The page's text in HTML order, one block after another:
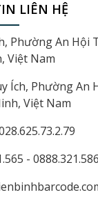
LIÊN HỆ
Phường An Hội
Việt Nam
Ích, Phường An
Việt Nam
- 0888.321.586